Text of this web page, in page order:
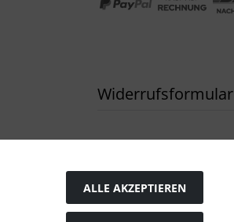
Widerrufsformular
ALLE AKZEPTIEREN